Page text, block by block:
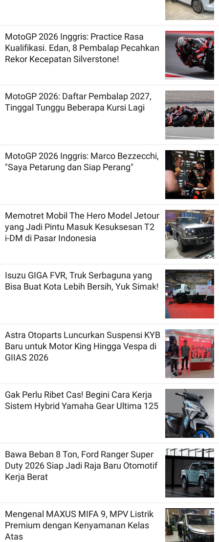
MotoGP 2026 Inggris: Practice Rasa
Kualifikasi. Edan, 8 Pembalap Pecahkan
Rekor Kecepatan Silverstone!
MotoGP 2026: Daftar Pembalap 2027,
Tinggal Tunggu Beberapa Kursi Lagi
MotoGP 2026 Inggris: Marco Bezzecchi,
"Saya Petarung dan Siap Perang"
Memotret Mobil The Hero Model Jetour
yang Jadi Pintu Masuk Kesuksesan T2
i-DM di Pasar Indonesia
Isuzu GIGA FVR, Truk Serbaguna yang
Bisa Buat Kota Lebih Bersih, Yuk Simak!
Astra Otoparts Luncurkan Suspensi KYB
Baru untuk Motor King Hingga Vespa di
GIIAS 2026
Gak Perlu Ribet Cas! Begini Cara Kerja
Sistem Hybrid Yamaha Gear Ultima 125
Bawa Beban 8 Ton, Ford Ranger Super
Duty 2026 Siap Jadi Raja Baru Otomotif
Kerja Berat
Mengenal MAXUS MIFA 9, MPV Listrik
Premium dengan Kenyamanan Kelas
Atas